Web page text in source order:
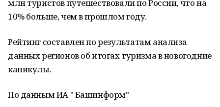
млн туристов путешествовали по России, что на
10% больше, чем в прошлом году.
Рейтинг составлен по результатам анализа
данных регионов об итогах туризма в новогодние
каникулы.
По данным ИА " Башинформ"